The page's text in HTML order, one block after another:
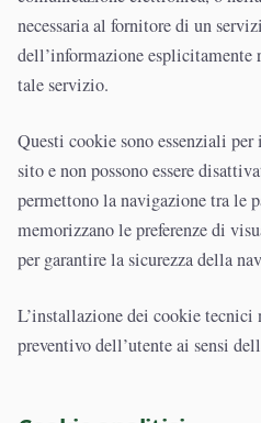
necessaria al fornitore di un
dell’informazione esplicitamente
tale servizio.
Questi cookie sono essenziali
sito e non possono essere
permettono la navigazione tra le
memorizzano le preferenze di
per garantire la sicurezza della
L’installazione dei cookie tecnici
preventivo dell’utente ai sensi